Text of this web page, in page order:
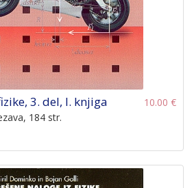
3. del, I. knjiga
10.00 €
184 str.